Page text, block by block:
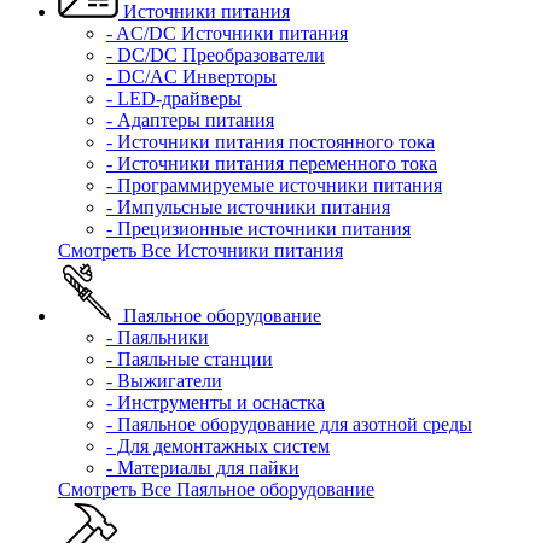
Источники питания
- AC/DC Источники питания
- DC/DC Преобразователи
- DC/AC Инверторы
- LED-драйверы
- Адаптеры питания
- Источники питания постоянного тока
- Источники питания переменного тока
- Программируемые источники питания
- Импульсные источники питания
- Прецизионные источники питания
Смотреть Все Источники питания
Паяльное оборудование
- Паяльники
- Паяльные станции
- Выжигатели
- Инструменты и оснастка
- Паяльное оборудование для азотной среды
- Для демонтажных систем
- Материалы для пайки
Смотреть Все Паяльное оборудование